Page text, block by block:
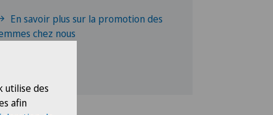
En savoir plus sur la promotion des
chez nous
utilise des
afin